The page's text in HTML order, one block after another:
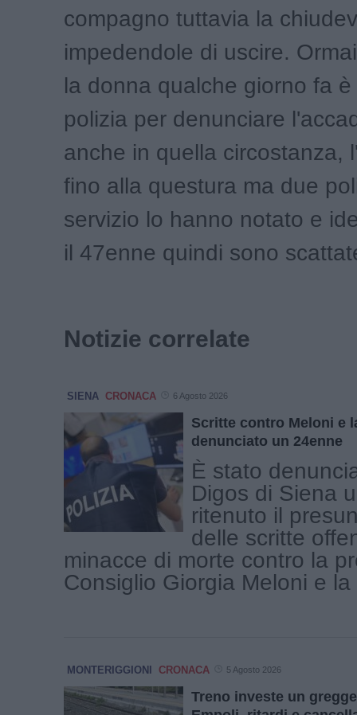
compagno tuttavia la
impedendole di uscire.
la donna qualche giorno fa
polizia per denunciare
anche in quella circostanza,
fino alla questura ma due
servizio lo hanno notato e
il 47enne quindi sono
Notizie correlate
SIENA CRONACA 6 Agosto 2026
Scritte contro Meloni e
denunciato un 24enne
È stato
Digos di Siena
ritenuto il
delle scritte
minacce di morte contro la
Consiglio Giorgia Meloni e la
MONTERIGGIONI CRONACA 5 Agosto 2026
Treno investe un